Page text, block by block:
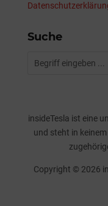
Suche
insideTesla ist eine
und steht in
Copyright © 2026